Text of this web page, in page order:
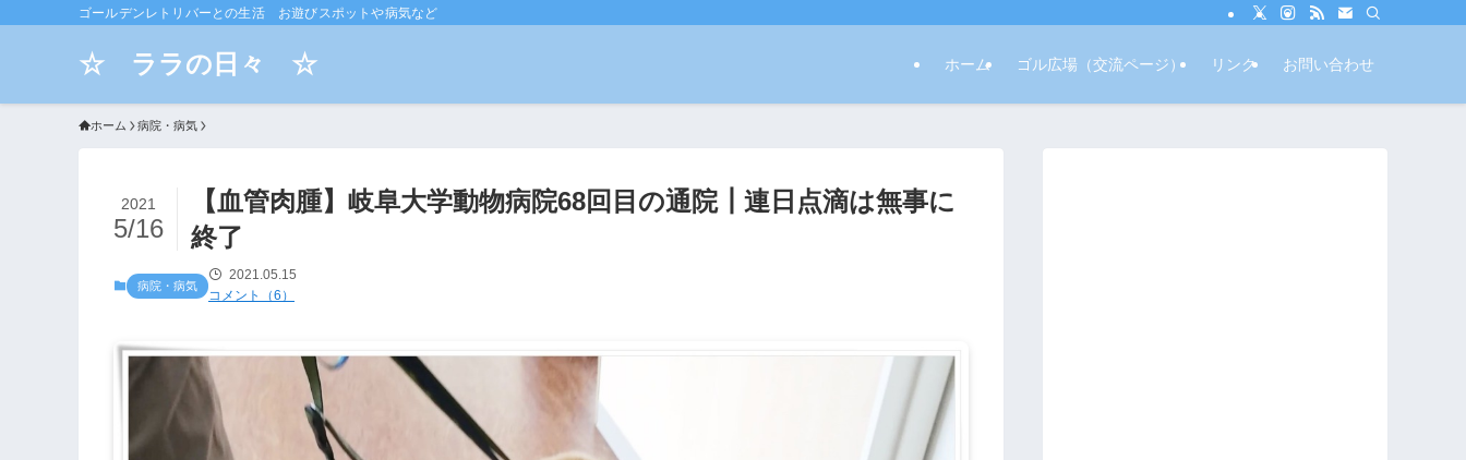
ゴールデンレトリバーとの生活 お遊びスポットや病気など
☆ ララの日々 ☆ ホーム ゴル広場（交流ページ） リンク お問い合わせ
ホーム 病院・病気
【血管肉腫】岐阜大学動物病院68回目の通院┃連日点滴は無事に
終了
2021
5/16
病院・病気
2021.05.15
コメント（6）